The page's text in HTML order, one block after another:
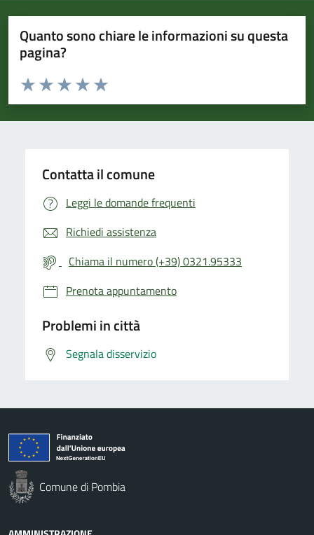
Quanto sono chiare le informazioni su questa
pagina?
Valuta da 1 a 5 stelle la pagina
Valuta 5 stelle su 5
Valuta 4 stelle su 5
Valuta 3 stelle su 5
Valuta 2 stelle su 5
Valuta 1 stelle su 5
Contatta il comune
Leggi le domande frequenti
Richiedi assistenza
Chiama il numero (+39) 0321.95333
Prenota appuntamento
Problemi in città
Segnala disservizio
Comune di Pombia